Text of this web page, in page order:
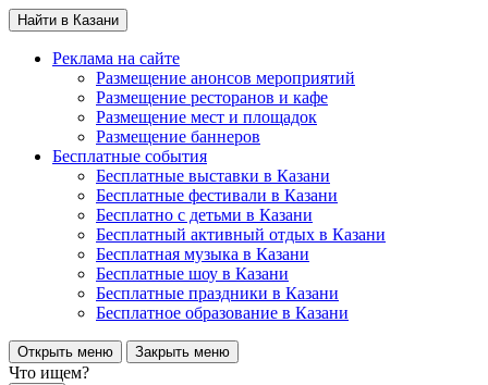
Найти в Казани
Реклама на сайте
Размещение анонсов мероприятий
Размещение ресторанов и кафе
Размещение мест и площадок
Размещение баннеров
Бесплатные события
Бесплатные выставки в Казани
Бесплатные фестивали в Казани
Бесплатно с детьми в Казани
Бесплатный активный отдых в Казани
Бесплатная музыка в Казани
Бесплатные шоу в Казани
Бесплатные праздники в Казани
Бесплатное образование в Казани
Открыть меню Закрыть меню
Что ищем?